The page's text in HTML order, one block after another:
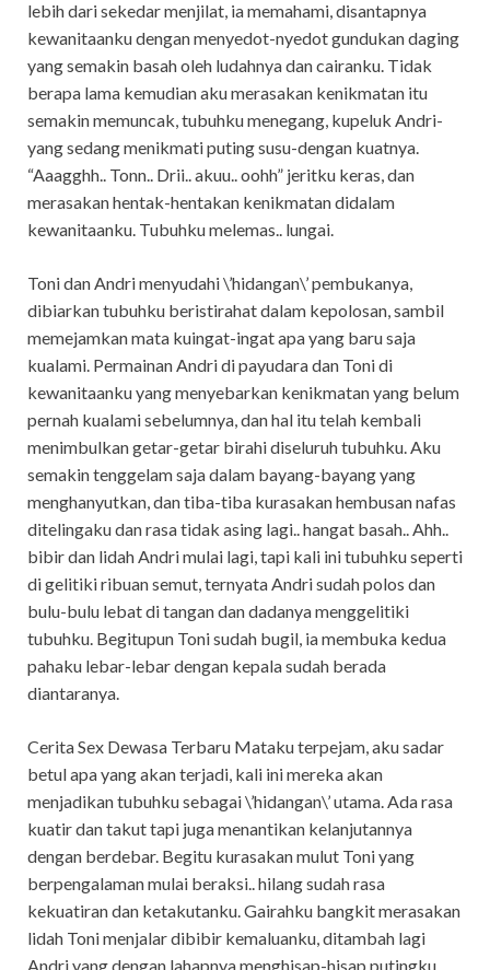
lebih dari sekedar menjilat, ia memahami, disantapnya
kewanitaanku dengan menyedot-nyedot gundukan daging
yang semakin basah oleh ludahnya dan cairanku. Tidak
berapa lama kemudian aku merasakan kenikmatan itu
semakin memuncak, tubuhku menegang, kupeluk Andri-
yang sedang menikmati puting susu-dengan kuatnya.
“Aaagghh.. Tonn.. Drii.. akuu.. oohh” jeritku keras, dan
merasakan hentak-hentakan kenikmatan didalam
kewanitaanku. Tubuhku melemas.. lungai.
Toni dan Andri menyudahi \’hidangan\’ pembukanya,
dibiarkan tubuhku beristirahat dalam kepolosan, sambil
memejamkan mata kuingat-ingat apa yang baru saja
kualami. Permainan Andri di payudara dan Toni di
kewanitaanku yang menyebarkan kenikmatan yang belum
pernah kualami sebelumnya, dan hal itu telah kembali
menimbulkan getar-getar birahi diseluruh tubuhku. Aku
semakin tenggelam saja dalam bayang-bayang yang
menghanyutkan, dan tiba-tiba kurasakan hembusan nafas
ditelingaku dan rasa tidak asing lagi.. hangat basah.. Ahh..
bibir dan lidah Andri mulai lagi, tapi kali ini tubuhku seperti
di gelitiki ribuan semut, ternyata Andri sudah polos dan
bulu-bulu lebat di tangan dan dadanya menggelitiki
tubuhku. Begitupun Toni sudah bugil, ia membuka kedua
pahaku lebar-lebar dengan kepala sudah berada
diantaranya.
Cerita Sex Dewasa Terbaru Mataku terpejam, aku sadar
betul apa yang akan terjadi, kali ini mereka akan
menjadikan tubuhku sebagai \’hidangan\’ utama. Ada rasa
kuatir dan takut tapi juga menantikan kelanjutannya
dengan berdebar. Begitu kurasakan mulut Toni yang
berpengalaman mulai beraksi.. hilang sudah rasa
kekuatiran dan ketakutanku. Gairahku bangkit merasakan
lidah Toni menjalar dibibir kemaluanku, ditambah lagi
Andri yang dengan lahapnya menghisap-hisap putingku